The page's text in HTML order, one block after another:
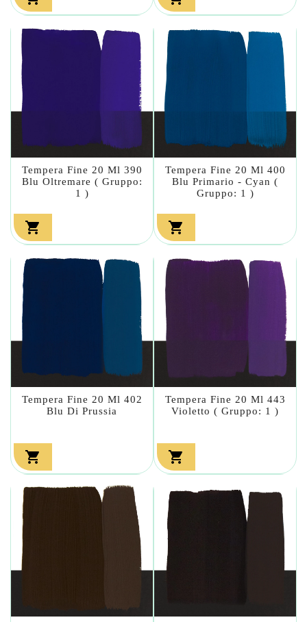
Tempera Fine 20 Ml 390
Blu Oltremare ( Gruppo:
1 )

Tempera Fine 20 Ml 400
Blu Primario - Cyan (
Gruppo: 1 )

Tempera Fine 20 Ml 402
Blu Di Prussia

Tempera Fine 20 Ml 443
Violetto ( Gruppo: 1 )
